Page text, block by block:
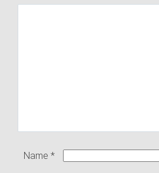
Name *